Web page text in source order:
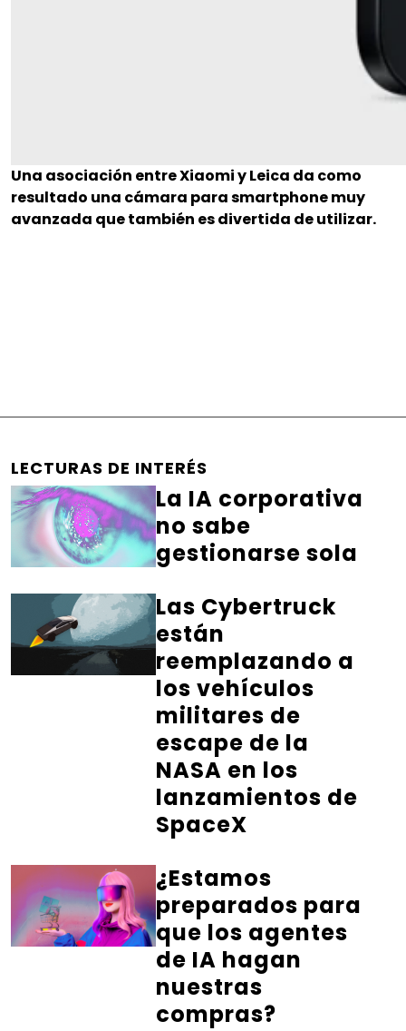
Una asociación entre Xiaomi y Leica da como
resultado una cámara para smartphone muy
avanzada que también es divertida de utilizar.
LECTURAS DE INTERÉS
La IA corporativa
no sabe
gestionarse sola
Las Cybertruck
están
reemplazando a
los vehículos
militares de
escape de la
NASA en los
lanzamientos de
SpaceX
¿Estamos
preparados para
que los agentes
de IA hagan
nuestras
compras?